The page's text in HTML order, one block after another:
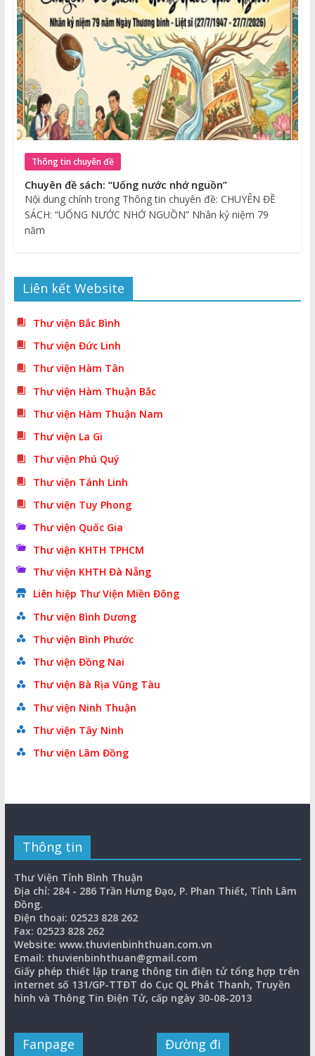
Thông tin chuyên đề
Chuyên đề sách: “Uống nước nhớ nguồn”
Nội dung chính trong Thông tin chuyên đề: CHUYÊN ĐỀ
SÁCH: “UỐNG NƯỚC NHỚ NGUỒN” Nhân kỷ niệm 79
năm
Liên kết Website
Thư viện Bắc Bình
Thư viện Đức Linh
Thư viện Hàm Tân
Thư viện Hàm Thuận Bắc
Thư viện Hàm Thuận Nam
Thư viện La Gi
Thư viện Phú Quý
Thư viện Tánh Linh
Thư viện Tuy Phong
Thư viện Quốc Gia
Thư viện KHTH TPHCM
Thư viện KHTH Đà Nẵng
Liên hiệp Thư Viện Miền Đông
Thư viện Bình Dương
Thư viện Bình Phước
Thư viện Đồng Nai
Thư viện Bà Rịa Vũng Tàu
Thư viện Ninh Thuận
Thư viện Tây Ninh
Thư viện Lâm Đồng
Thông tin
Thư Viện Tỉnh Bình Thuận
Địa chỉ: 284 - 286 Trần Hưng Đạo, P. Phan Thiết, Tỉnh Lâm
Đồng.
Điện thoại: 02523 828 262
Fax: 02523 828 262
Website: www.thuvienbinhthuan.com.vn
Email: thuvienbinhthuan@gmail.com
Giấy phép thiết lập trang thông tin điện tử tổng hợp trên
internet số 131/GP-TTĐT do Cục QL Phát Thanh, Truyền
hình và Thông Tin Điện Tử, cấp ngày 30-08-2013
Fanpage Đường đi